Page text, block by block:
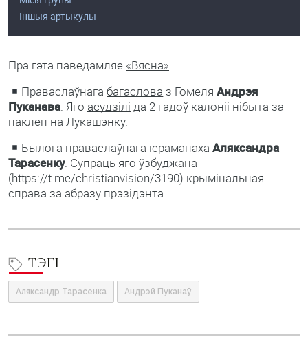
Іншыя артыкулы
Пра гэта паведамляе «Вясна».
Праваслаўнагабагаслова з ГомеляАндрэя
Пуканава. Яго асудзілі да 2 гадоў калоніі нібыта за
паклёп на Лукашэнку.
Былога праваслаўнага іераманахаАляксандра
Тарасенку. Супраць яго ўзбуджана
(https://t.me/christianvision/3190) крымінальная
справа за абразу прэзідэнта.
ТЭГІ
Аляксандр Тарасенка Андрэй Пуканаў